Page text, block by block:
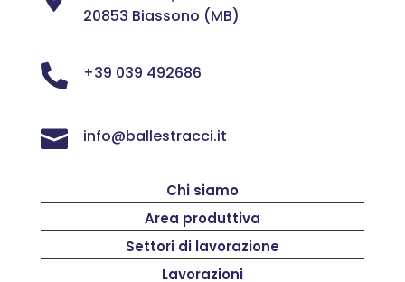
20853 Biassono (MB)
 +39 039 492686
 info@ballestracci.it
Chi siamo
Area produttiva
Settori di lavorazione
Lavorazioni